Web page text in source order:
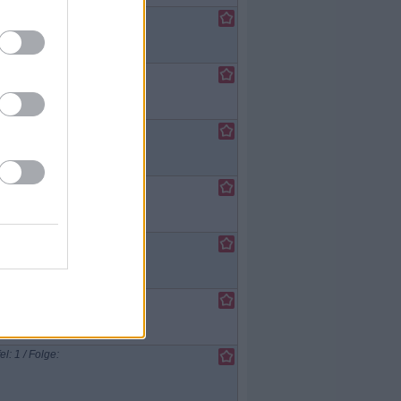
1 / Folge:
1 / Folge: